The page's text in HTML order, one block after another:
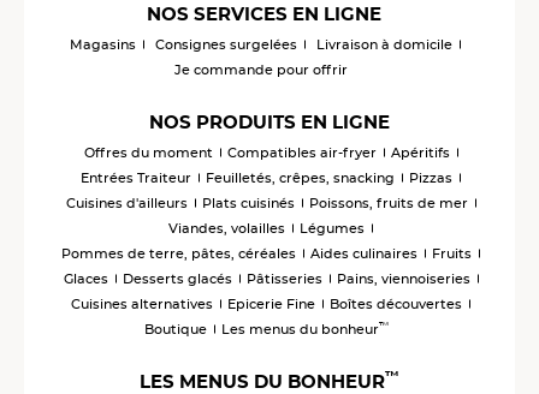
NOS SERVICES EN LIGNE
Magasins Consignes surgelées
Livraison à domicile
Je commande pour offrir
NOS PRODUITS EN LIGNE
Offres du moment Compatibles air-fryer
Apéritifs
Entrées Traiteur
Feuilletés, crêpes, snacking
Pizzas
Cuisines d'ailleurs
Plats cuisinés
Poissons, fruits de mer
Viandes, volailles
Légumes
Pommes de terre, pâtes, céréales
Aides culinaires
Fruits
Glaces
Desserts glacés Pâtisseries
Pains, viennoiseries
Cuisines alternatives
Epicerie Fine
Boîtes découvertes
Boutique
Les menus du bonheur™
LES MENUS DU BONHEUR™